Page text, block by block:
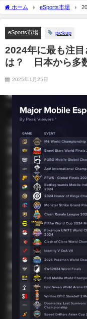
ホーム eSports市場
eSports市場 pickup
2024年に最も注
は？ 日本から多
2025年1月25日